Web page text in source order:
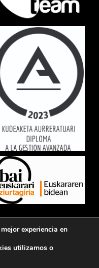
leo.
experiencia en
utilizamos o